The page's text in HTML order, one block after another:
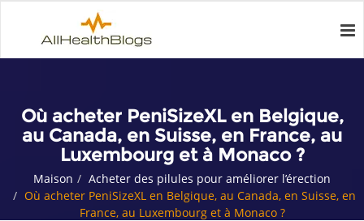
Où acheter PeniSizeXL en Belgique,
au Canada, en Suisse, en France, au
Luxembourg et à Monaco ?
Maison
Acheter des pilules pour améliorer l’érection
Où acheter PeniSizeXL en Belgique, au Canada, en Suisse, en
France, au Luxembourg et à Monaco ?